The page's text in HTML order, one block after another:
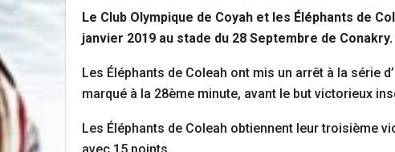
Le Club Olympique de Coyah et les Éléphants de
janvier 2019 au stade du 28 Septembre de
Les Éléphants de Coleah ont mis un arrêt à la série
marqué à la 28ème minute, avant le but victorieux
Les Éléphants de Coleah obtiennent leur troisième